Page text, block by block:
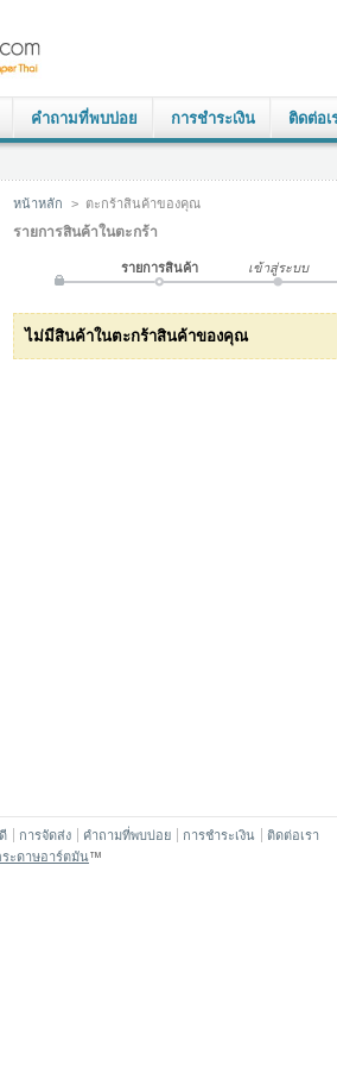
คำถามที่พบบ่อย การชำระเงิน ติดต่อเ
หน้าหลัก > ตะกร้าสินค้าของคุณ
รายการสินค้าในตะกร้า
รายการสินค้า เข้าสู่ระบบ
ไม่มีสินค้าในตะกร้าสินค้าของคุณ
การจัดส่ง คำถามที่พบบ่อย การชำระเงิน
ติดต่อเรา
ระดาษอาร์ตมัน™